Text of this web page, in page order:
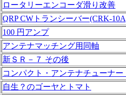
ロータリーエンコーダ滑り改善
QRP CWトランシーバー(CRK-
100 円アンプ
アンテナマッチング用同軸
新ＳＲ－７ その後
コンパクト・アンテナチューナ
自生？のゴーヤとトマト